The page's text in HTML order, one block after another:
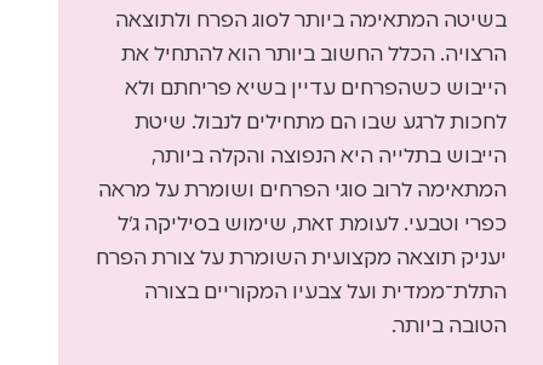
בשיטה המתאימה ביותר לסוג הפרח ולתוצאה
הרצויה. הכלל החשוב ביותר הוא להתחיל את
הייבוש כשהפרחים עדיין בשיא פריחתם ולא
לחכות לרגע שבו הם מתחילים לנבול. שיטת
הייבוש בתלייה היא הנפוצה והקלה ביותר,
המתאימה לרוב סוגי הפרחים ושומרת על מראה
כפרי וטבעי. לעומת זאת, שימוש בסיליקה ג’ל
יעניק תוצאה מקצועית השומרת על צורת הפרח
התלת־ממדית ועל צבעיו המקוריים בצורה
הטובה ביותר.